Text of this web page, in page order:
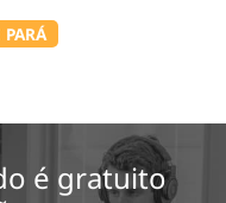
é gratuito